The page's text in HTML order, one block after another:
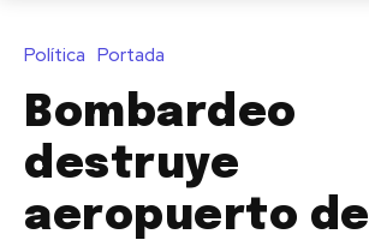
Política Portada
Bombardeo
destruye
aeropuerto de